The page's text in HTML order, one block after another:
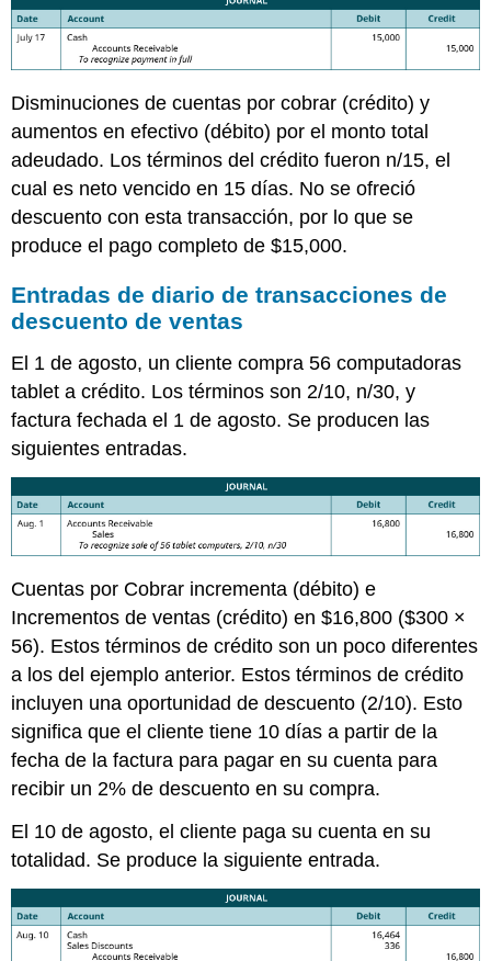
Disminuciones de cuentas por cobrar (crédito) y
aumentos en efectivo (débito) por el monto total
adeudado. Los términos del crédito fueron n/15, el
cual es neto vencido en 15 días. No se ofreció
descuento con esta transacción, por lo que se
produce el pago completo de $15,000.
Entradas de diario de transacciones de
descuento de ventas
El 1 de agosto, un cliente compra 56 computadoras
tablet a crédito. Los términos son 2/10, n/30, y
factura fechada el 1 de agosto. Se producen las
siguientes entradas.
Cuentas por Cobrar incrementa (débito) e
Incrementos de ventas (crédito) en $16,800 ($300 ×
56). Estos términos de crédito son un poco diferentes
a los del ejemplo anterior. Estos términos de crédito
incluyen una oportunidad de descuento (2/10). Esto
significa que el cliente tiene 10 días a partir de la
fecha de la factura para pagar en su cuenta para
recibir un 2% de descuento en su compra.
El 10 de agosto, el cliente paga su cuenta en su
totalidad. Se produce la siguiente entrada.